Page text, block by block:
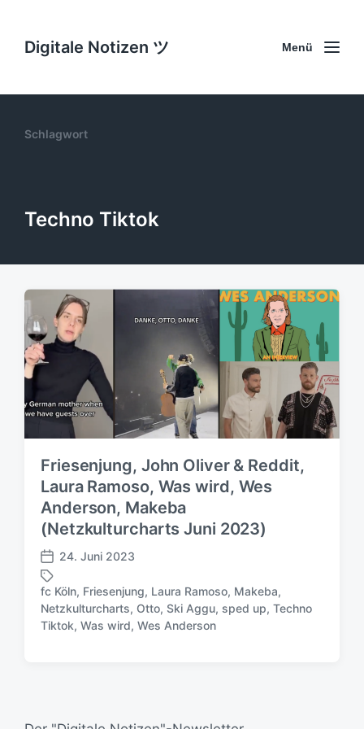
Digitale Notizen ツ Menü
Schlagwort
Techno Tiktok
Friesenjung, John Oliver & Reddit,
Laura Ramoso, Was wird, Wes
Anderson, Makeba
(Netzkulturcharts Juni 2023)
V
e
r
ö
f
24. Juni 2023
S
c
fc Köln, Friesenjung, Laura Ramoso, Makeba,
Netzkulturcharts, Otto, Ski Aggu, sped up, Techno
Tiktok, Was wird, Wes Anderson